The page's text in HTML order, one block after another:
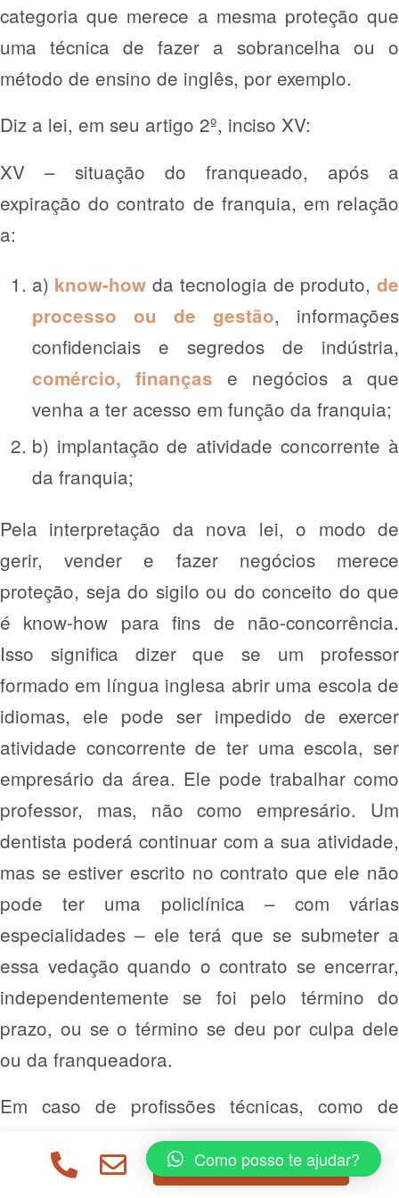
categoria que merece a mesma proteção que
uma técnica de fazer a sobrancelha ou o
método de ensino de inglês, por exemplo.
Diz a lei, em seu artigo 2º, inciso XV:
XV – situação do franqueado, após a
expiração do contrato de franquia, em relação
a:
a) know-how da tecnologia de produto, de
processo ou de gestão, informações
confidenciais e segredos de indústria,
comércio, finanças e negócios a que
venha a ter acesso em função da franquia;
b) implantação de atividade concorrente à
da franquia;
Pela interpretação da nova lei, o modo de
gerir, vender e fazer negócios merece
proteção, seja do sigilo ou do conceito do que
é know-how para fins de não-concorrência.
Isso significa dizer que se um professor
formado em língua inglesa abrir uma escola de
idiomas, ele pode ser impedido de exercer
atividade concorrente de ter uma escola, ser
empresário da área. Ele pode trabalhar como
professor, mas, não como empresário. Um
dentista poderá continuar com a sua atividade,
mas se estiver escrito no contrato que ele não
pode ter uma policlínica – com várias
especialidades – ele terá que se submeter a
essa vedação quando o contrato se encerrar,
independentemente se foi pelo término do
prazo, ou se o término se deu por culpa dele
ou da franqueadora.
Em caso de profissões técnicas, como de
esteticistas, por exemplo, abrir um
estabelecimento exige conhecimento que vai
Como posso te ajudar?
ENTRAR EM CONTATO